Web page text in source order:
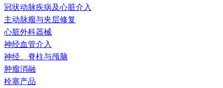
冠状动脉疾病及心脏介入
主动脉瘤与夹层修复
心脏外科器械
神经血管介入
神经、脊柱与颅脑
肿瘤消融
栓塞产品